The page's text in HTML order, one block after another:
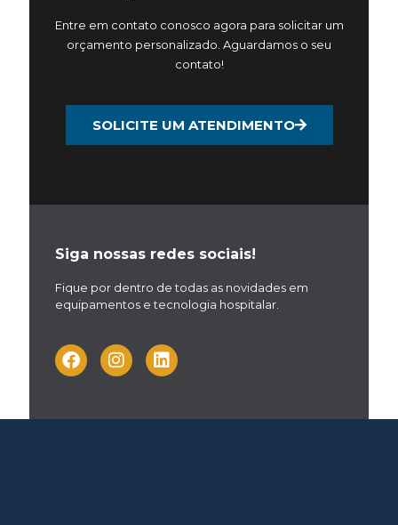
Entre em contato conosco agora para solicitar um
orçamento personalizado. Aguardamos o seu
contato!
SOLICITE UM ATENDIMENTO
Siga nossas redes sociais!
Fique por dentro de todas as novidades em
equipamentos e tecnologia hospitalar.